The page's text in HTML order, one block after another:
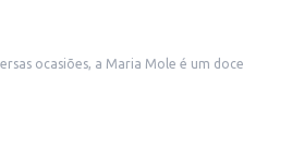
ocasiões, a Maria Mole é um doce